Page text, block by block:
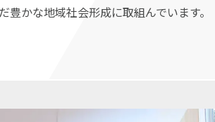
豊かな地域社会形成に取組んでいます。